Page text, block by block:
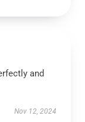
and
Nov 12, 2024